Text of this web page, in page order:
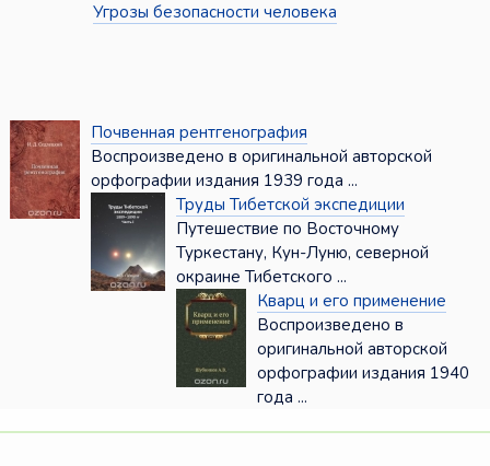
Угрозы безопасности человека
Почвенная рентгенография
Воспроизведено в оригинальной авторской
орфографии издания 1939 года ...
Труды Тибетской экспедиции
Путешествие по Восточному
Туркестану, Кун-Луню, северной
окраине Тибетского ...
Кварц и его применение
Воспроизведено в
оригинальной авторской
орфографии издания 1940
года ...